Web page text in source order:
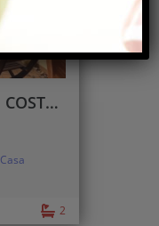
CASA ADOSADA EN COSTA NORTE
Casa
2